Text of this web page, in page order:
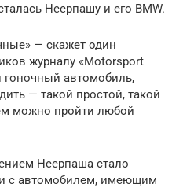
Неерпашу и его BMW.
— скажет один
журналу «Motorsport
гоночный автомобиль,
— такой простой, такой
можно пройти любой
Неерпаша стало
с автомобилем, имеющим